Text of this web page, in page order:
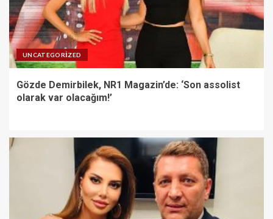
UNCATEGORIZED
Gözde Demirbilek, NR1 Magazin’de: ‘Son assolist
olarak var olacağım!’